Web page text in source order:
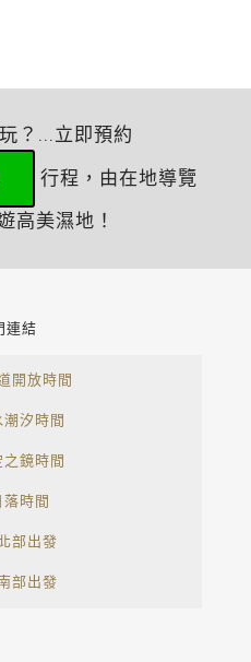
？...立即預約
行程，由在地導覽
高美濕地！
連結
開放時間
潮汐時間
之鏡時間
落時間
部出發
部出發